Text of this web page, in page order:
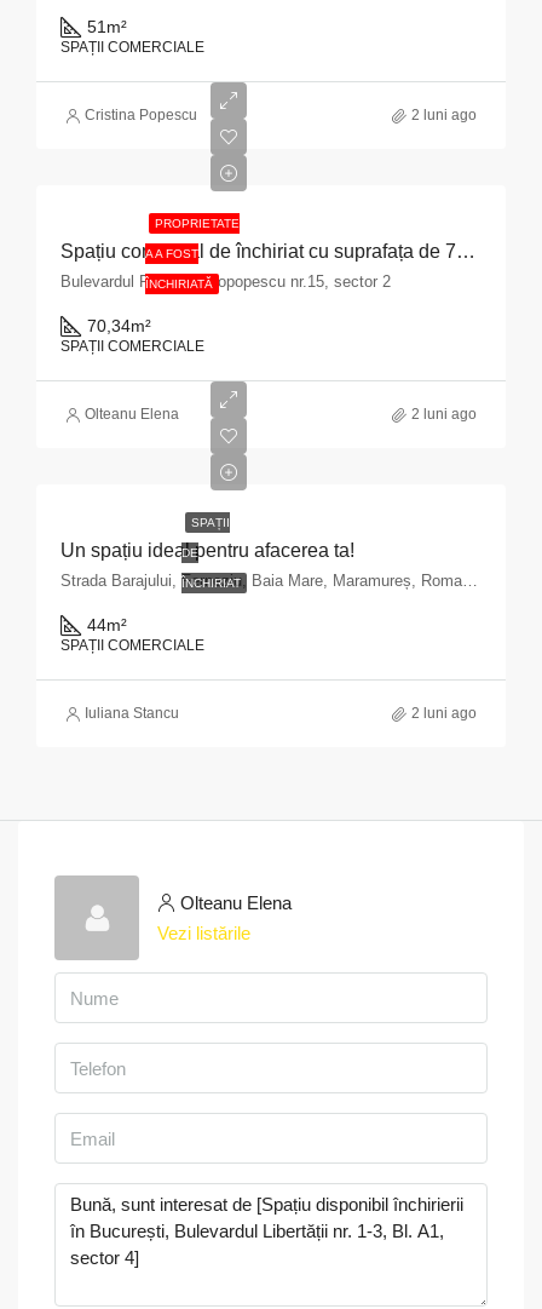
51 m²
SPAȚII COMERCIALE
Cristina Popescu 2 luni ago
PROPRIETATE
A A FOST
ÎNCHIRIATĂ
Spațiu comercial de închiriat cu suprafața de 70,34 mp situat în Municipiul București, Bulevardul Pache Protopopescu, nr. 15, sector 2
Bulevardul Pache Protopopescu nr.15, sector 2
70,34m²
SPAȚII COMERCIALE
Olteanu Elena 2 luni ago
SPAȚII
DE
ÎNCHIRIAT
Un spațiu ideal pentru afacerea ta!
Strada Barajului, Ferneziu, Baia Mare, Maramureș, Romania
44m²
SPAȚII COMERCIALE
Iuliana Stancu 2 luni ago
Olteanu Elena
Vezi listările